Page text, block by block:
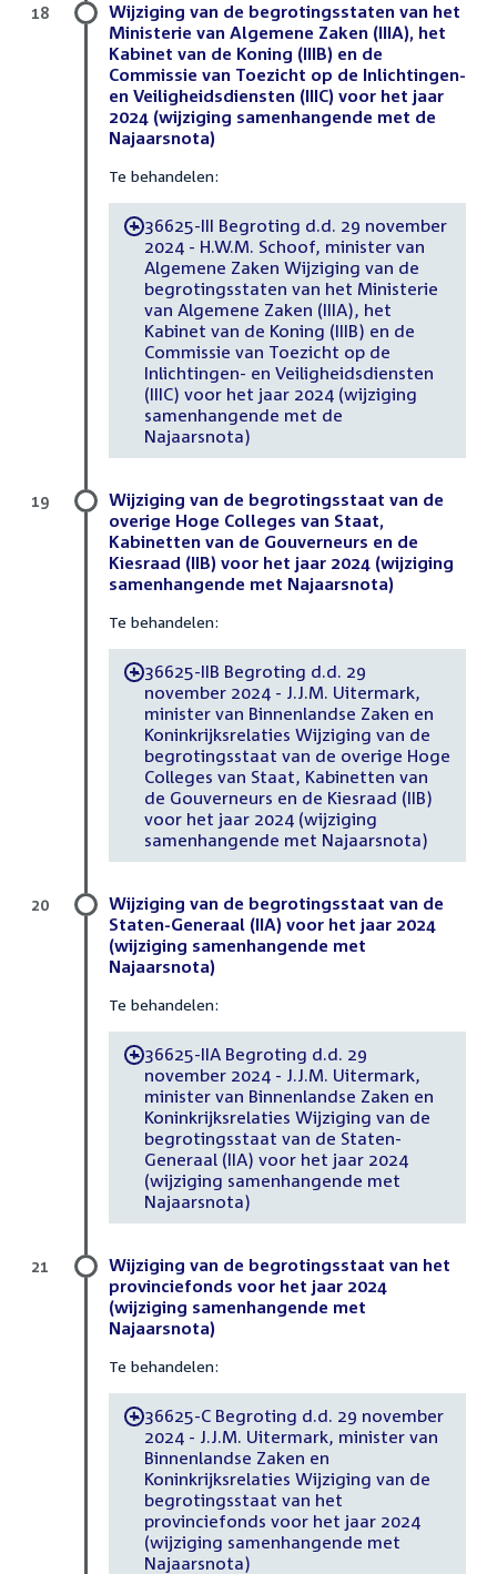
Wijziging van de begrotingsstaten van het
Ministerie van Algemene Zaken (IIIA), het
Kabinet van de Koning (IIIB) en de
Commissie van Toezicht op de Inlichtingen-
en Veiligheidsdiensten (IIIC) voor het jaar
2024 (wijziging samenhangende met de
Najaarsnota)
Te behandelen:
-36625-III Begroting d.d. 29 november
2024 - H.W.M. Schoof, minister van
Algemene Zaken Wijziging van de
begrotingsstaten van het Ministerie
van Algemene Zaken (IIIA), het
Kabinet van de Koning (IIIB) en de
Commissie van Toezicht op de
Inlichtingen- en Veiligheidsdiensten
(IIIC) voor het jaar 2024 (wijziging
samenhangende met de
Najaarsnota)
18
Wijziging van de begrotingsstaat van de
overige Hoge Colleges van Staat,
Kabinetten van de Gouverneurs en de
Kiesraad (IIB) voor het jaar 2024 (wijziging
samenhangende met Najaarsnota)
Te behandelen:
-36625-IIB Begroting d.d. 29
november 2024 - J.J.M. Uitermark,
minister van Binnenlandse Zaken en
Koninkrijksrelaties Wijziging van de
begrotingsstaat van de overige Hoge
Colleges van Staat, Kabinetten van
de Gouverneurs en de Kiesraad (IIB)
voor het jaar 2024 (wijziging
samenhangende met Najaarsnota)
19
Wijziging van de begrotingsstaat van de
Staten-Generaal (IIA) voor het jaar 2024
(wijziging samenhangende met
Najaarsnota)
Te behandelen:
-36625-IIA Begroting d.d. 29
november 2024 - J.J.M. Uitermark,
minister van Binnenlandse Zaken en
Koninkrijksrelaties Wijziging van de
begrotingsstaat van de Staten-
Generaal (IIA) voor het jaar 2024
(wijziging samenhangende met
Najaarsnota)
20
Wijziging van de begrotingsstaat van het
provinciefonds voor het jaar 2024
(wijziging samenhangende met
Najaarsnota)
Te behandelen:
-36625-C Begroting d.d. 29 november
2024 - J.J.M. Uitermark, minister van
Binnenlandse Zaken en
Koninkrijksrelaties Wijziging van de
begrotingsstaat van het
provinciefonds voor het jaar 2024
(wijziging samenhangende met
Najaarsnota)
21